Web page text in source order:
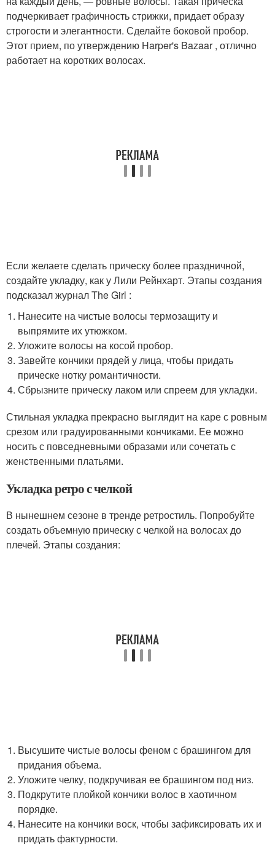
подчеркивает графичность стрижки, придает образу
строгости и элегантности. Сделайте боковой пробор.
Этот прием, по утверждению Harper's Bazaar , отлично
работает на коротких волосах.
Если желаете сделать прическу более праздничной,
создайте укладку, как у Лили Рейнхарт. Этапы создания
подсказал журнал The Girl :
Нанесите на чистые волосы термозащиту и
выпрямите их утюжком.
Уложите волосы на косой пробор.
Завейте кончики прядей у лица, чтобы придать
прическе нотку романтичности.
Сбрызните прическу лаком или спреем для укладки.
Стильная укладка прекрасно выглядит на каре с ровным
срезом или градуированными кончиками. Ее можно
носить с повседневными образами или сочетать с
женственными платьями.
Укладка ретро с челкой
В нынешнем сезоне в тренде ретростиль. Попробуйте
создать объемную прическу с челкой на волосах до
плечей. Этапы создания:
Высушите чистые волосы феном с брашингом для
придания объема.
Уложите челку, подкручивая ее брашингом под низ.
Подкрутите плойкой кончики волос в хаотичном
порядке.
Нанесите на кончики воск, чтобы зафиксировать их и
придать фактурности.